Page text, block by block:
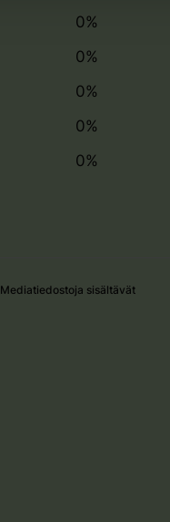
0%
0%
0%
0%
0%
Mediatiedostoja sisältävät